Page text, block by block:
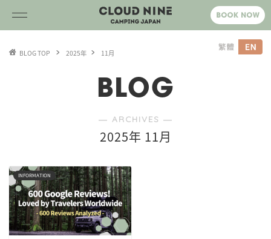
BLOG TOP 2025年 11月
BLOG
― ARCHIVES ―
2025年 11月
INFORMATION